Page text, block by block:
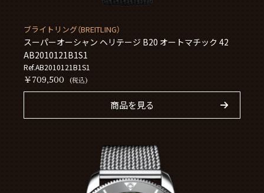
ブライトリング（BREITLING）
スーパーオーシャン ヘリテージ B20 オートマチック 42
AB2010121B1S1
Ref.AB2010121B1S1
￥709,500 (税込)
商品を見る